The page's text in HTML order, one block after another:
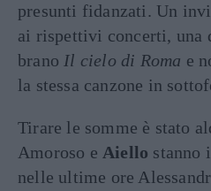
presunti fidanzati. Un
ai rispettivi concerti, una
brano Il cielo di Roma e
la stessa canzone in
Tirare le somme è stato
Amoroso e Aiello stanno
nelle ultime ore